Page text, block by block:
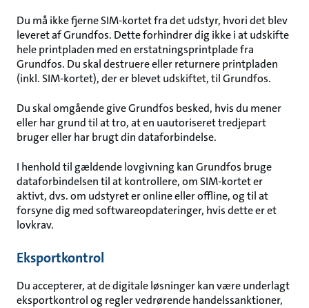
Du må ikke fjerne SIM-kortet fra det udstyr, hvori det blev
leveret af Grundfos. Dette forhindrer dig ikke i at udskifte
hele printpladen med en erstatningsprintplade fra
Grundfos. Du skal destruere eller returnere printpladen
(inkl. SIM-kortet), der er blevet udskiftet, til Grundfos.
Du skal omgående give Grundfos besked, hvis du mener
eller har grund til at tro, at en uautoriseret tredjepart
bruger eller har brugt din dataforbindelse.
I henhold til gældende lovgivning kan Grundfos bruge
dataforbindelsen til at kontrollere, om SIM-kortet er
aktivt, dvs. om udstyret er online eller offline, og til at
forsyne dig med softwareopdateringer, hvis dette er et
lovkrav.
Eksportkontrol
Du accepterer, at de digitale løsninger kan være underlagt
eksportkontrol og regler vedrørende handelssanktioner,